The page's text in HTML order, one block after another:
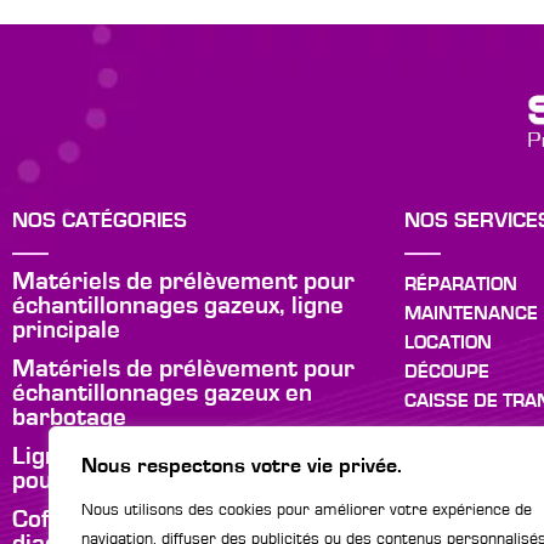
Nous respectons votre vie privée.
Nous utilisons des cookies pour améliorer votre expérience de
navigation, diffuser des publicités ou des contenus
NOS CATÉGORIES
Matériels de prélèvement pour
échantillonnages gazeux, ligne
principale
Matériels de prélèvement pour
échantillonnages gazeux en
barbotage
Lignes chauffées et accessoires
pour échantillonages gazeux
Coffrets de prélèvement pour le
NOS
RÉPARATION
MAINTENANCE
LOCATION
DÉCOUPE
CAISSE DE